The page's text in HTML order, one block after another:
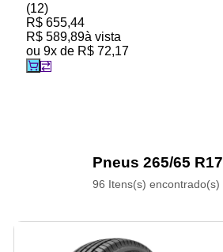
(12)
R$ 655,44
R$ 589,89à vista
ou9x de R$ 72,17
Pneus 265/65 R17
96 Itens(s) encontrado(s)